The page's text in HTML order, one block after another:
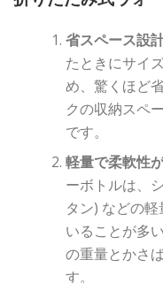
省スペース設
たときにサイ
め、驚くほど
クの収納スペ
です。
軽量で柔軟性
ーボトルは、
タン) などの
いることが多
の重量とかさ
す。